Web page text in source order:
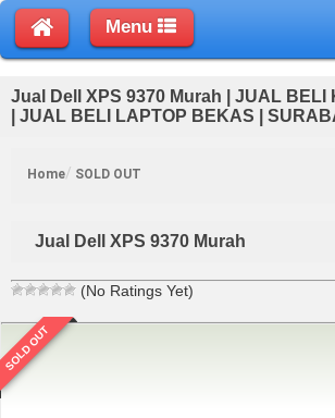
Menu
Jual Dell XPS 9370 Murah | JUAL BELI
| JUAL BELI LAPTOP BEKAS |
Home SOLD OUT
Jual Dell XPS 9370 Murah
(No Ratings Yet)
SOLD OUT